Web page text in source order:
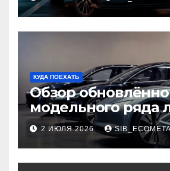
GAC Empow
КУДА ПОЕХАТЬ
Обзор
модельного ряда
автомобилей 2026
2 ИЮЛЯ 2026